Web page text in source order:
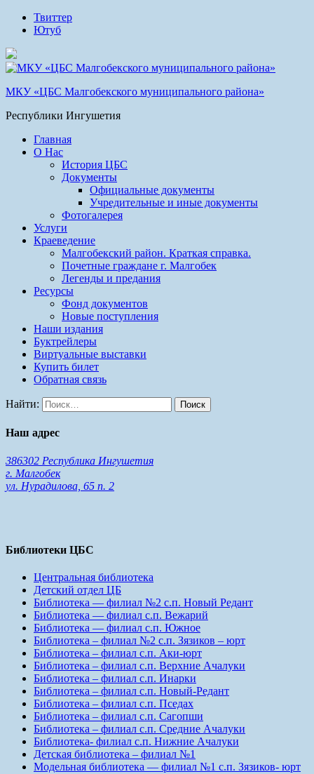
Твиттер
Ютуб
МКУ «ЦБС Малгобекского муниципального района»
Республики Ингушетия
Главная
О Нас
История ЦБС
Документы
Официальные документы
Учредительные и иные документы
Фотогалерея
Услуги
Краеведение
Малгобекский район. Краткая справка.
Почетные граждане г. Малгобек
Легенды и предания
Ресурсы
Фонд документов
Новые поступления
Наши издания
Буктрейлеры
Виртуальные выставки
Купить билет
Обратная связь
Найти:
Наш адрес
386302 Республика Ингушетия
г. Малгобек
ул. Нурадилова, 65 п. 2
Библиотеки ЦБС
Центральная библиотека
Детский отдел ЦБ
Библиотека — филиал №2 с.п. Новый Редант
Библиотека — филиал с.п. Вежарий
Библиотека — филиал с.п. Южное
Библиотека – филиал №2 с.п. Зязиков – юрт
Библиотека – филиал с.п. Аки-юрт
Библиотека – филиал с.п. Верхние Ачалуки
Библиотека – филиал с.п. Инарки
Библиотека – филиал с.п. Новый-Редант
Библиотека – филиал с.п. Пседах
Библиотека – филиал с.п. Сагопши
Библиотека – филиал с.п. Средние Ачалуки
Библиотека- филиал с.п. Нижние Ачалуки
Детская библиотека – филиал №1
Модельная библиотека — филиал №1 с.п. Зязиков- юрт